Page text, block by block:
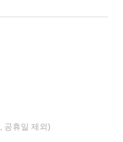
공휴일 제외)